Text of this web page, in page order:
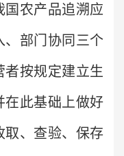
国农产品追溯应
、部门协同三个
者按规定建立生
在此基础上做好
取、查验、保存